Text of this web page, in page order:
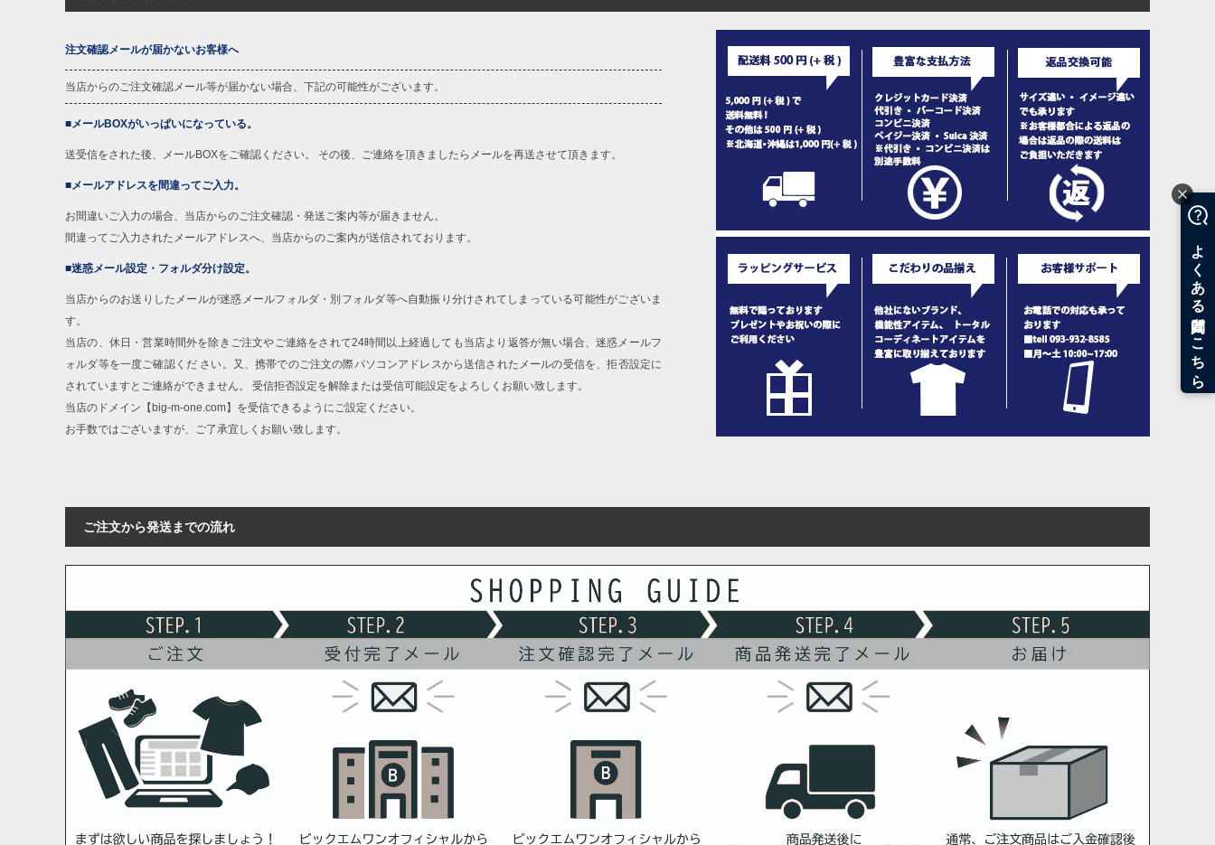
注文確認メールが届かないお客様へ
当店からのご注文確認メール等が届かない場合、下記の可能性がございます。
■メールBOXがいっぱいになっている。
送受信をされた後、メールBOXをご確認ください。 その後、ご連絡を頂きましたらメールを再送させて頂きます。
■メールアドレスを間違ってご入力。
お間違いご入力の場合、当店からのご注文確認・発送ご案内等が届きません。
間違ってご入力されたメールアドレスへ、当店からのご案内が送信されております。
■迷惑メール設定・フォルダ分け設定。
当店からのお送りしたメールが迷惑メールフォルダ・別フォルダ等へ自動振り分けされてしまっている可能性がございま
す。
当店の、休日・営業時間外を除きご注文やご連絡をされて24時間以上経過しても当店より返答が無い場合、迷惑メールフ
ォルダ等を一度ご確認くだ さい。又、携帯でのご注文の際パソコンアドレスから送信されたメールの受信を、拒否設定に
されていますとご連絡ができません。 受信拒否設定を解除または受信可能設定をよろしくお願い致します。
当店のドメイン【big-m-one.com】を受信できるようにご設定ください。
お手数ではございますが、ご了承宜しくお願い致します。
ご注文から発送までの流れ